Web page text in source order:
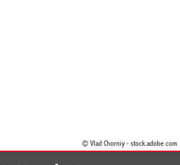
© Vlad Chorniy - stock.adobe.com